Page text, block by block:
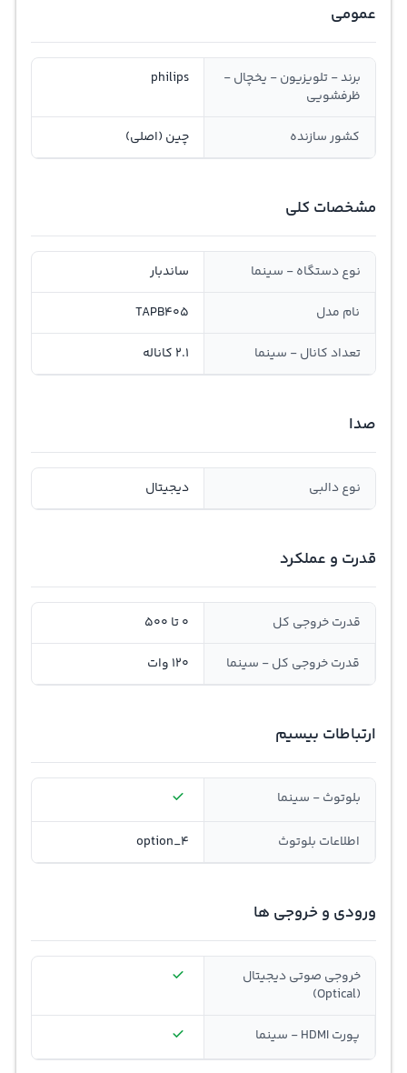
عمومی
برند - تلویزیون - یخچال -
ظرفشویی
philips
کشور سازنده چین (اصلی)
مشخصات کلی
نوع دستگاه - سینما ساندبار
نام مدل TAPB405
تعداد کانال - سینما 2.1 کاناله
صدا
نوع دالبی دیجیتال
قدرت و عملکرد
قدرت خروجی کل 0 تا 500
قدرت خروجی کل - سینما 120 وات
ارتباطات بیسیم
بلوتوث - سینما
اطلاعات بلوتوث option_4
ورودی و خروجی ها
خروجی صوتی دیجیتال
(Optical)
پورت HDMI - سینما